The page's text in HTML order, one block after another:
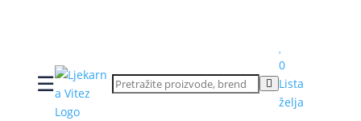
☰
0
Lista
želja